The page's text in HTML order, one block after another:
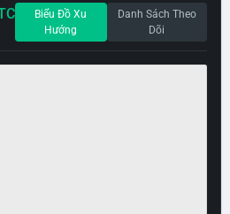
Biểu Đồ Xu
Hướng
Danh Sách Theo
Dõi